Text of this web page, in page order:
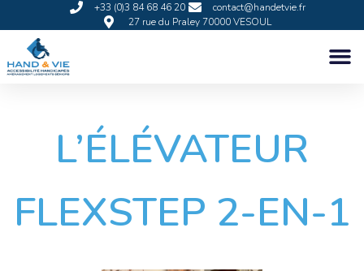
+33 (0)3 84 68 46 20
contact@handetvie.fr
27 rue du Praley 70000 VESOUL
L’ÉLÉVATEUR
FLEXSTEP 2-EN-1